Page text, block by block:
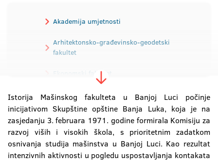
Akademija umjetnosti
Arhitektonsko-građevinsko-geodetski
fakultet
Ekonomski fakultet
Elektrotehnički fakultet
Mašinski fakultet
Medicinski fakultet
Istorija Mašinskog fakulteta u Banjoj Luci počinje
inicijativom Skupštine opštine Banja Luka, koja je na
zasjedanju 3. februara 1971. godine formirala Komisiju za
razvoj viših i visokih škola, s prioritetnim zadatkom
osnivanja studija mašinstva u Banjoj Luci. Kao rezultat
intenzivnih aktivnosti u pogledu uspostavljanja kontakata